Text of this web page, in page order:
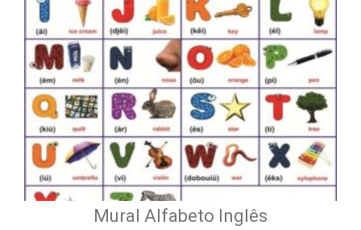
escolhidas
página
do
produto
Mural Alfabeto Inglês